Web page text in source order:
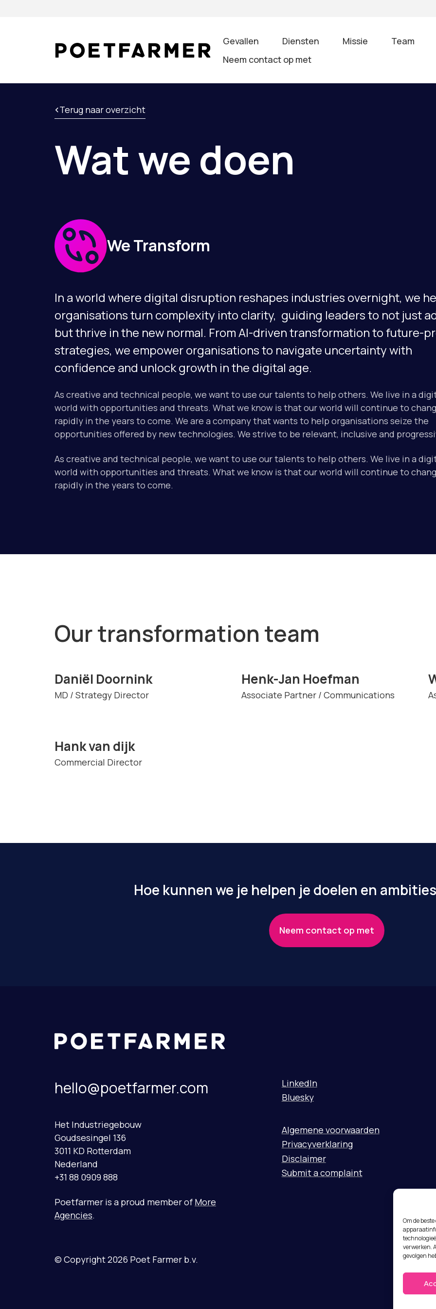
Om de
verwerken.
gevolgen
Gevallen Diensten Missie Team
Neem contact op met
Terug naar overzicht
Wat we doen
We Transform
In a world where digital disruption reshapes industries overnight, we
organisations turn complexity into clarity, guiding leaders to not just
but thrive in the new normal. From AI-driven transformation to future-
strategies, we empower organisations to navigate uncertainty with
confidence and unlock growth in the digital age.
As creative and technical people, we want to use our talents to help others. We live in a
world with opportunities and threats. What we know is that our world will continue to
rapidly in the years to come. We are a company that wants to help organisations seize the
opportunities offered by new technologies. We strive to be relevant, inclusive and
As creative and technical people, we want to use our talents to help others. We live in a
world with opportunities and threats. What we know is that our world will continue to
rapidly in the years to come.
Our transformation team
Daniël Doornink
MD / Strategy Director
Henk-Jan Hoefman
Associate Partner / Communications
Hank van dijk
Commercial Director
Hoe kunnen we je helpen je doelen en
Neem contact op met
hello@poetfarmer.com
Het Industriegebouw
Goudsesingel 136
3011 KD Rotterdam
Nederland
+31 88 0909 888
Poetfarmer is a proud member of More
Agencies.
LinkedIn
Bluesky
Algemene voorwaarden
Privacyverklaring
Disclaimer
Submit a complaint
© Copyright 2026 Poet Farmer b.v.